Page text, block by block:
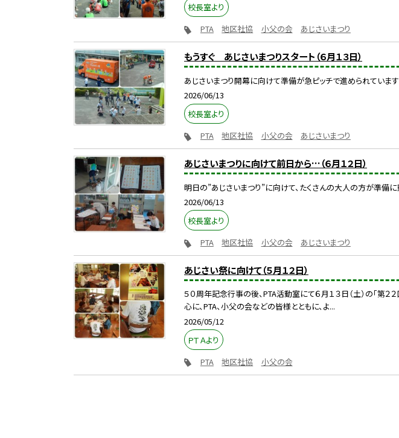
校長室より
PTA
地区社協 小父の会 あじさいまつり
もうすぐ あじさいまつりスタート（６月１３日）
あじさいまつり開幕に向けて準備が急ピッチで進められています
2026/06/13
校長室より
PTA
地区社協 小父の会 あじさいまつり
あじさいまつりに向けて前日から…（６月１２日）
明日の”あじさいまつり”に向けて、たくさんの大人の方が準備に
2026/06/13
校長室より
PTA
地区社協 小父の会 あじさいまつり
あじさい祭に向けて（５月１２日）
５０周年記念行事の後、PTA活動室にて６月１３日（土）の「
心に、PTA、小父の会などの皆様とともに、よ...
2026/05/12
ＰＴＡより
PTA
地区社協 小父の会